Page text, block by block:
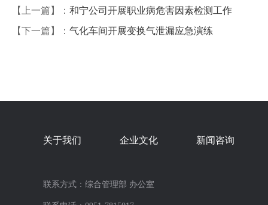
【上一篇】： 和宁公司开展职业病危害因素检测工作
【下一篇】： 气化车间开展变换气泄漏应急演练
关于我们 企业文化 新闻咨询
联系方式：综合管理部 办公室